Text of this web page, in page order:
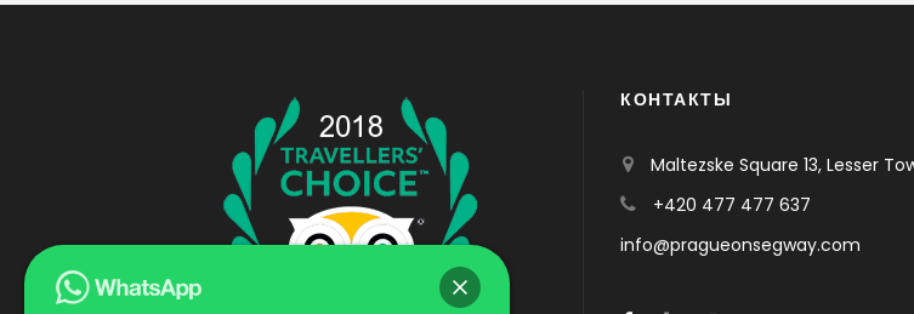
КОНТАКТЫ
Maltezske Square 13, Lesser
+420 477 477 637
info@pragueonsegway.com